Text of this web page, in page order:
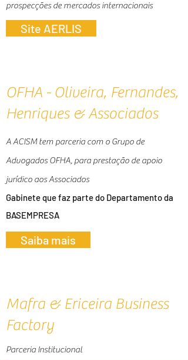
prospecções de mercados internacionais
Site AERLIS
OFHA - Oliveira, Fernandes,
Henriques & Associados
A ACISM tem parceria com o Grupo de
Advogados OFHA, para prestação de apoio
jurídico aos Associados
Gabinete que faz parte do Departamento da
BASEMPRESA
Saiba mais
Mafra & Ericeira Business
Factory
Parceria Institucional